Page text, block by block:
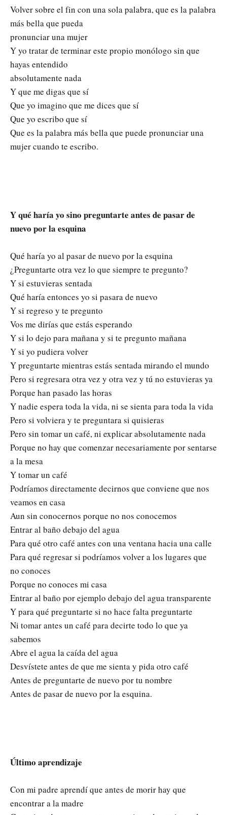
Volver sobre el fin con una sola palabra, que es la palabra
más bella que pueda
pronunciar una mujer
Y yo tratar de terminar este propio monólogo sin que
hayas entendido
absolutamente nada
Y que me digas que sí
Que yo imagino que me dices que sí
Que yo escribo que sí
Que es la palabra más bella que puede pronunciar una
mujer cuando te escribo.
Y qué haría yo sino preguntarte antes de pasar de
nuevo por la esquina
Qué haría yo al pasar de nuevo por la esquina
¿Preguntarte otra vez lo que siempre te pregunto?
Y si estuvieras sentada
Qué haría entonces yo si pasara de nuevo
Y si regreso y te pregunto
Vos me dirías que estás esperando
Y si lo dejo para mañana y si te pregunto mañana
Y si yo pudiera volver
Y preguntarte mientras estás sentada mirando el mundo
Pero si regresara otra vez y otra vez y tú no estuvieras ya
Porque han pasado las horas
Y nadie espera toda la vida, ni se sienta para toda la vida
Pero si volviera y te preguntara si quisieras
Pero sin tomar un café, ni explicar absolutamente nada
Porque no hay que comenzar necesariamente por sentarse
a la mesa
Y tomar un café
Podríamos directamente decirnos que conviene que nos
veamos en casa
Aun sin conocernos porque no nos conocemos
Entrar al baño debajo del agua
Para qué otro café antes con una ventana hacia una calle
Para qué regresar si podríamos volver a los lugares que
no conoces
Porque no conoces mi casa
Entrar al baño por ejemplo debajo del agua transparente
Y para qué preguntarte si no hace falta preguntarte
Ni tomar antes un café para decirte todo lo que ya
sabemos
Abre el agua la caída del agua
Desvístete antes de que me sienta y pida otro café
Antes de preguntarte de nuevo por tu nombre
Antes de pasar de nuevo por la esquina.
Último aprendizaje
Con mi padre aprendí que antes de morir hay que
encontrar a la madre